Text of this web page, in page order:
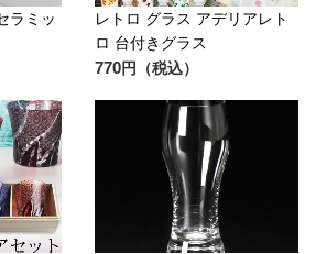
ラミッ
レトロ グラス アデリアレト
ロ 台付きグラス
770円（税込）